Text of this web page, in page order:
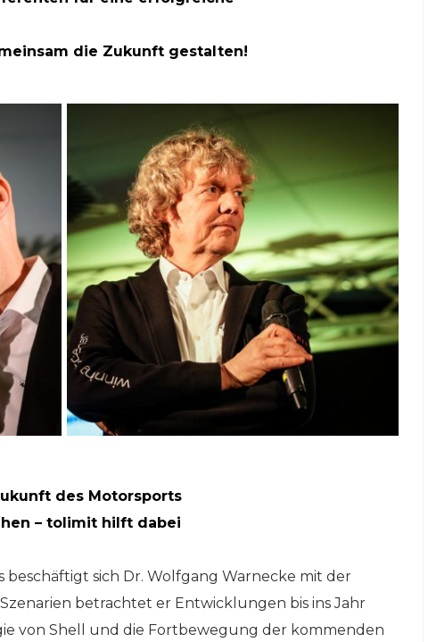
die Zukunft gestalten!
des Motorsports
– tolimit hilft dabei
beschäftigt sich Dr. Wolfgang Warnecke mit der
betrachtet er Entwicklungen bis ins Jahr
von Shell und die Fortbewegung der kommenden